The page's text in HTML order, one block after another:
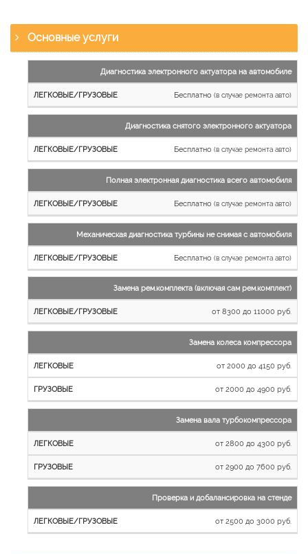
Основные услуги
работы
Легковые
и
Грузовые
автомобили
Диагностика электронного актуатора на автомобиле
Бесплатно (в случае ремонта авто)
Диагностика снятого электронного актуатора
Бесплатно (в случае ремонта авто)
Полная электронная диагностика всего автомобиля
Бесплатно (в случае ремонта авто)
Механическая диагностика турбины не снимая с автомобиля
Бесплатно (в случае ремонта авто)
Замена рем.комплекта (включая сам рем.комплект)
от 8300 до 11000 руб.
Замена колеса компрессора
от 2000 до 4150 руб.
от 2000 до 4900 руб.
Замена вала турбокомпрессора
от 2800 до 4300 руб.
от 2900 до 7600 руб.
Проверка и добалансировка на стенде
от 2500 до 3000 руб.